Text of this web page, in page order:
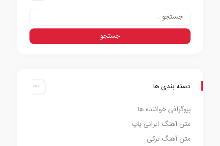
دسته بندی ها
بیوگرافی خواننده ها
متن آهنگ ایرانی پاپ
متن آهنگ ترکی